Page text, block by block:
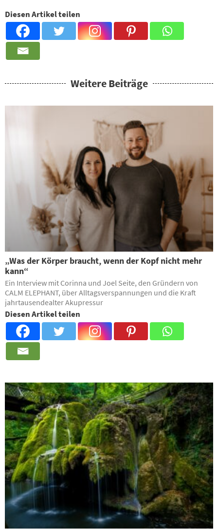
Diesen Artikel teilen
Weitere Beiträge
„Was der Körper braucht, wenn der Kopf nicht mehr
kann“
Ein Interview mit Corinna und Joel Seite, den Gründern von
CALM ELEPHANT, über Alltagsverspannungen und die Kraft
jahrtausendealter Akupressur
Diesen Artikel teilen